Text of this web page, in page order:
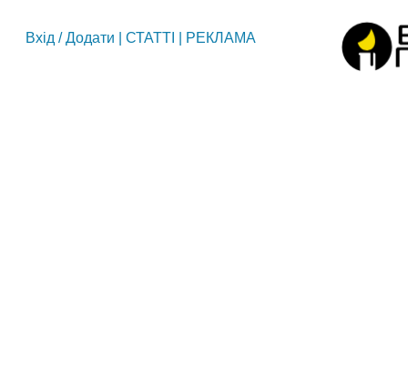
Вхід /Додати СТАТТІ РЕКЛАМА